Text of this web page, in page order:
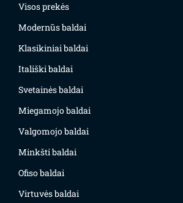
Visos prekės
Modernūs baldai
Klasikiniai baldai
Itališki baldai
Svetainės baldai
Miegamojo baldai
Valgomojo baldai
Minkšti baldai
Ofiso baldai
Virtuvės baldai